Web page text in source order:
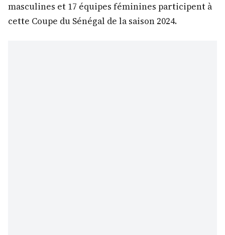
masculines et 17 équipes féminines participent à
cette Coupe du Sénégal de la saison 2024.